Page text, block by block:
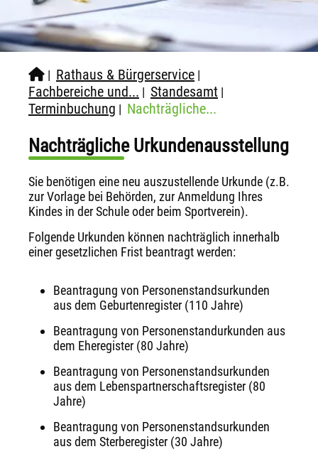
| Rathaus & Bürgerservice |
Fachbereiche und... | Standesamt |
Terminbuchung | Nachträgliche...
Nachträgliche Urkundenausstellung
Sie benötigen eine neu auszustellende Urkunde (z.B.
zur Vorlage bei Behörden, zur Anmeldung Ihres
Kindes in der Schule oder beim Sportverein).
Folgende Urkunden können nachträglich innerhalb
einer gesetzlichen Frist beantragt werden:
Beantragung von Personenstandsurkunden
aus dem Geburtenregister (110 Jahre)
Beantragung von Personenstandurkunden aus
dem Eheregister (80 Jahre)
Beantragung von Personenstandsurkunden
aus dem Lebenspartnerschaftsregister (80
Jahre)
Beantragung von Personenstandsurkunden
aus dem Sterberegister (30 Jahre)